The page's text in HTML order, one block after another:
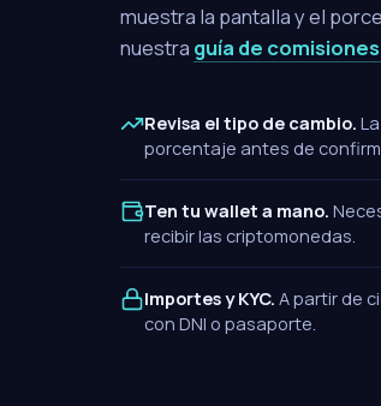
muestra la pantalla y el
nuestra guía de
Revisa el tipo de cambio.
porcentaje antes de
Ten tu wallet a mano.
recibir las criptomonedas.
Importes y KYC. A partir de
con DNI o pasaporte.